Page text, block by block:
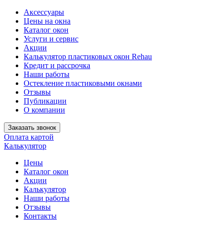
Аксессуары
Цены на окна
Каталог окон
Услуги и сервис
Акции
Калькулятор пластиковых окон Rehau
Кредит и рассрочка
Наши работы
Остекление пластиковыми окнами
Отзывы
Публикации
О компании
Заказать звонок
Оплата картой
Калькулятор
Цены
Каталог окон
Акции
Калькулятор
Наши работы
Отзывы
Контакты